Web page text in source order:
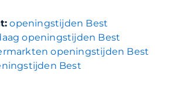
openingstijden Best
openingstijden Best
openingstijden Best
Best